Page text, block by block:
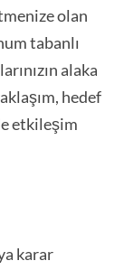
olan
tabanlı
alaka
hedef
etkileşim
karar